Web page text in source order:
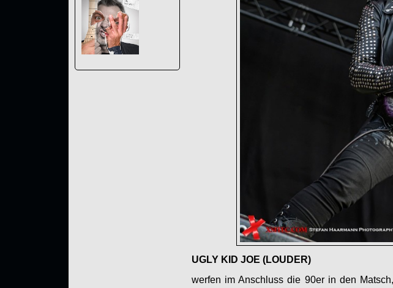
UGLY KID JOE (LOUDER)
werfen im Anschluss die 90er in den